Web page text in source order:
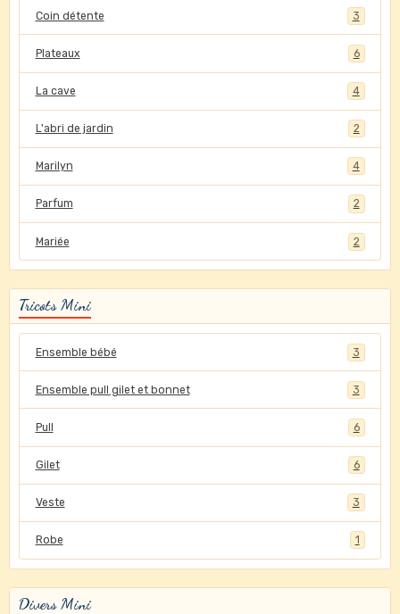
Coin détente 3
Plateaux 6
La cave 4
L'abri de jardin 2
Marilyn 4
Parfum 2
Mariée 2
Tricots Mini
Ensemble bébé 3
Ensemble pull gilet et bonnet 3
Pull 6
Gilet 6
Veste 3
Robe 1
Divers Mini